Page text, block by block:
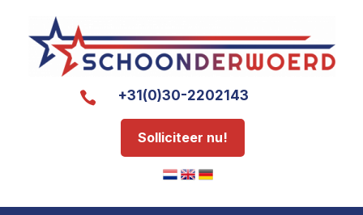
 +31(0)30-2202143
Solliciteer nu!